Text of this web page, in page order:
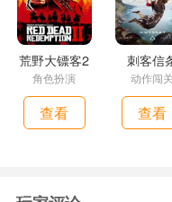
荒野大镖客2
角色扮演
查看
刺客信
动作闯关
查看